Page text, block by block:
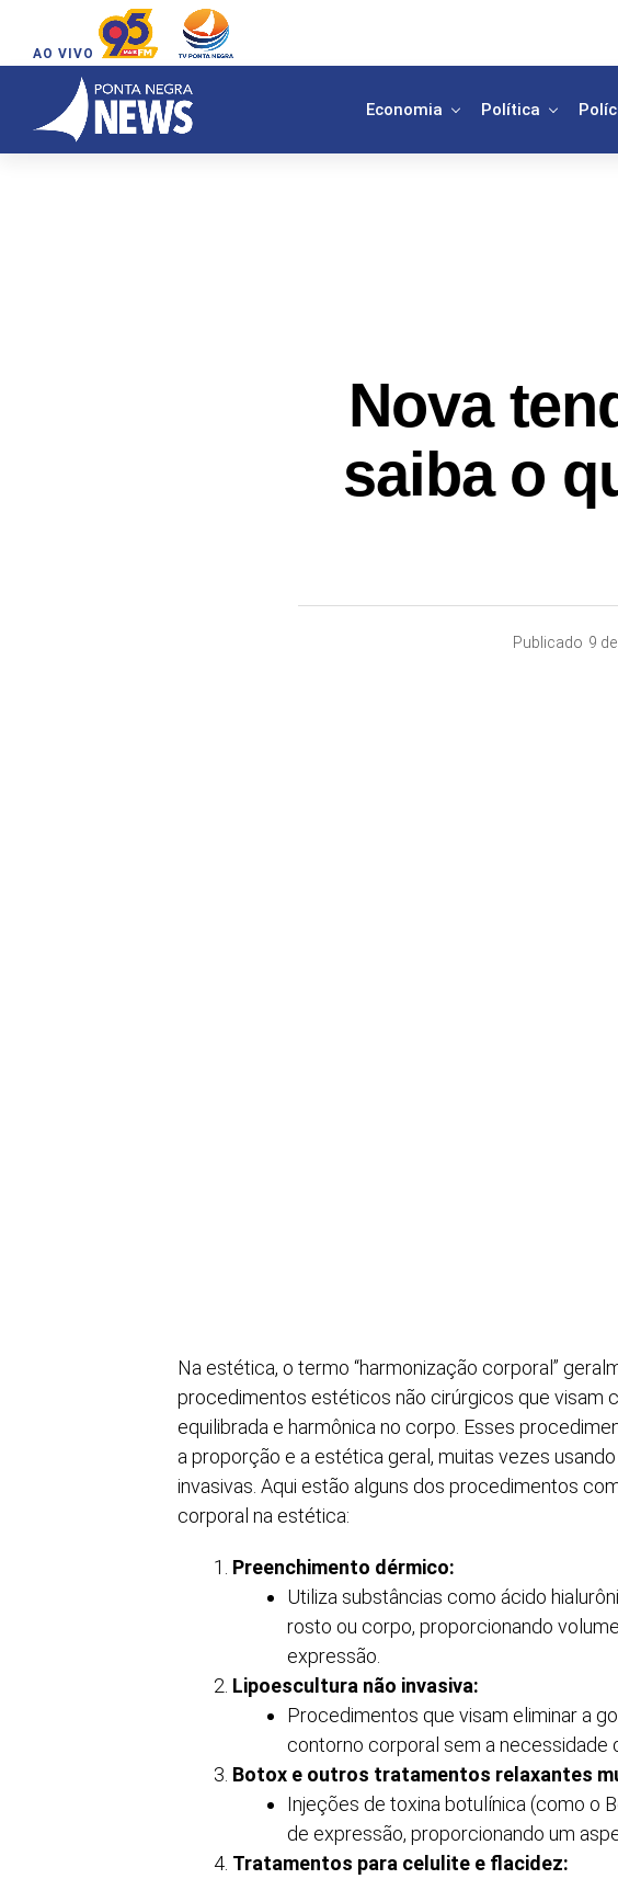
AO VIVO
Economia Política
Nova
saiba o
Publicado 9
Na estética, o termo “harmonização corporal”
procedimentos estéticos não cirúrgicos que visam
equilibrada e harmônica no corpo. Esses
a proporção e a estética geral, muitas vezes
invasivas. Aqui estão alguns dos procedimentos
corporal na estética:
Preenchimento dérmico:
Utiliza substâncias como ácido
rosto ou corpo, proporcionando
expressão.
Lipoescultura não invasiva:
Procedimentos que visam eliminar a
contorno corporal sem a necessidade
Botox e outros tratamentos relaxantes
Injeções de toxina botulínica (como o
de expressão, proporcionando um
Tratamentos para celulite e flacidez: